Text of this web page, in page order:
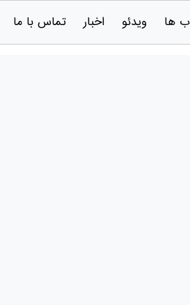
ها ویدئو اخبار تماس با ما